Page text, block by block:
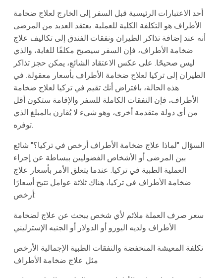
أحد الاعتبارات الرئيسية قبل السفر إلى الخارج لعلاج ضخامة
الأطراف هو التكلفة الكلية للعملية. يعتقد العديد من المرضى
أنه عند إضافة تذاكر الطيران ونفقات الفندق إلى تكاليف علاج
ضخامة الأطراف، فإن السفر سيصبح مكلفًا للغاية، والذي
ليس صحيحًا. على عكس الاعتقاد الشائع، يمكن حجز تذاكر
الطيران إلى تركيا لعلاج ضخامة الأطراف بأسعار معقولة. في
هذه الحالة، بافتراض أنك تقيم في تركيا لعلاج ضخامة
الأطراف، فإن النفقات الكاملة للسفر والإقامة ستكون أقل
من أي دولة متقدمة أخرى، وهو شيء لا يُقارن بالمبلغ الذي
توفره.
السؤال "لماذا علاج ضخامة الأطراف أرخص في تركيا؟" شائع
بين المرضى أو الأشخاص الفضوليين ببساطة عن إجراء
العملية الطبية في تركيا. عندما يتعلق الأمر بأسعار علاج
ضخامة الأطراف في تركيا، هناك ثلاثة عوامل تتيح أسعارًا
أرخص:
سعر صرف العملة ملائم لأي شخص يبحث عن علاج لضخامة
الأطراف ولديه اليورو أو الدولار أو الجنيه الإسترليني
تكلفة المعيشة المنخفضة والنفقات الطبية الإجمالية الأرخص
مثل علاج ضخامة الأطراف